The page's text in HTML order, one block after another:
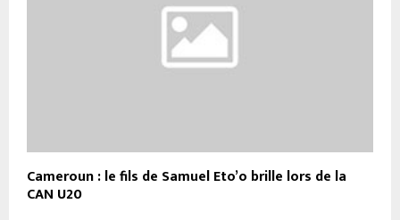
Cameroun : le fils de Samuel Eto’o brille lors de la
CAN U20